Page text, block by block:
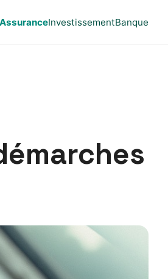
AssuranceInvestissementBanque